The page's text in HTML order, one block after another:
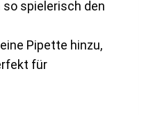
spielerisch den
Pipette hinzu,
für